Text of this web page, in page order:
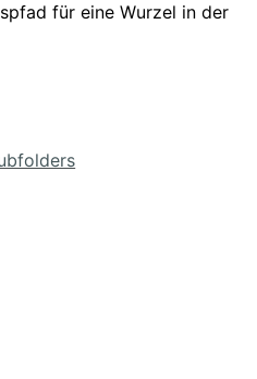
für eine Wurzel in der